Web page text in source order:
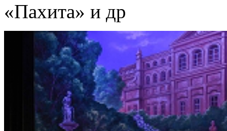
«Пахита» и др